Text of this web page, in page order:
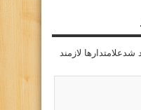
لازمند